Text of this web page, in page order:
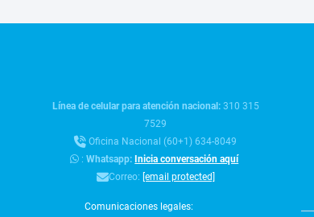
Línea de celular para atención nacional: 310 315
7529
Oficina Nacional (60+1) 634-8049
:Whatsapp: Inicia conversación aquí
Correo: [email protected]
Comunicaciones legales: